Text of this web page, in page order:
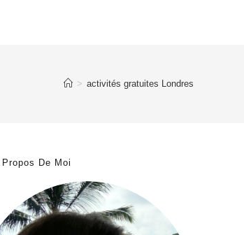
> activités gratuites Londres
Propos De Moi